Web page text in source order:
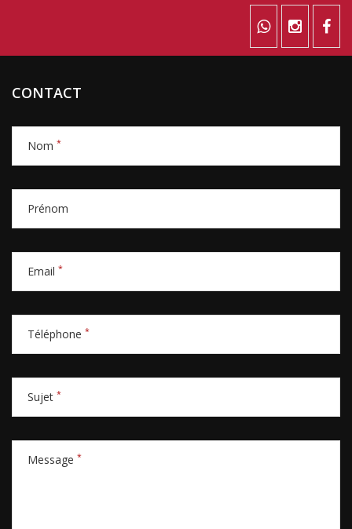
CONTACT
Nom *
Prénom
Email *
Téléphone *
Sujet *
Message *